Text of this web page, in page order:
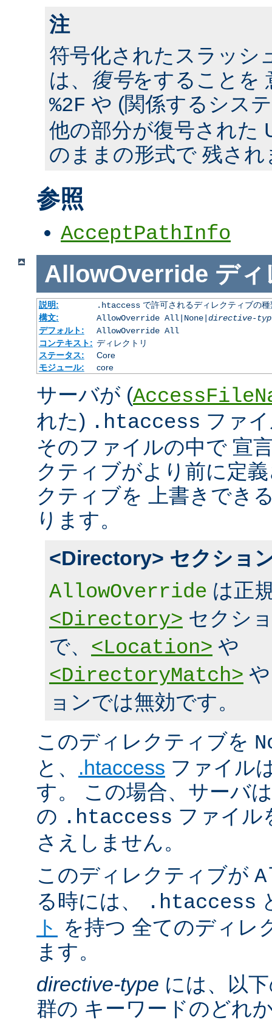
注
符号化されたスラッシ
は、 復号をすることを
%2F や (関係するシス
他の部分が復号された
のままの形式で 残され
参照
AcceptPathInfo
AllowOverride ディ
説明: .htaccessで許可されるディレクティブの種
構文:
AllowOverride All|None| directive-
デフォルト:
AllowOverride All
コンテキスト: ディレクトリ
ステータス:
Core
モジュール:
core
サーバが (
れた) .htaccess ファ
そのファイルの中で 宣
クティブがより前に定
クティブを 上書きでき
ります。
<Directory> セクショ
AllowOverride は正
<Directory> セクシ
で、 <Location> や
<DirectoryMatch>
ョンでは無効です。
このディレクティブを
と、 .htaccess ファイル
す。 この場合、サーバ
の .htaccess ファイル
さえしません。
このディレクティブが
る時には、
.htaccess
ト を持つ 全てのディレ
ます。
directive-type には、以
群の キーワードのどれ